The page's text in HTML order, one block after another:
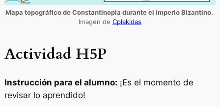
Mapa topográfico de Constantinopla durante el imperio Bizantino.
Imagen de Cplakidas
Actividad H5P
Instrucción para el alumno: ¡Es el momento de
revisar lo aprendido!